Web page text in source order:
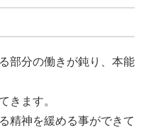
部分の働きが鈍り、本能
きます。
精神を緩める事ができて